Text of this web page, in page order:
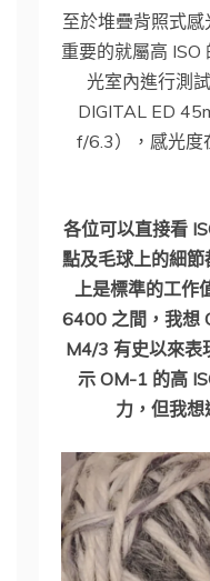
至於堆疊背照式
重要的就屬高 ISO
光室內進行測
DIGITAL ED
f/6.3），感光度
各位可以直接看
點及毛球上的細
上是標準的工
6400 之間，我想
M4/3 有史以來表
示 OM-1 的高
力，但我想